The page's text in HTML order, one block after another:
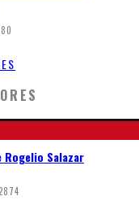
Rogelio Salazar
2874